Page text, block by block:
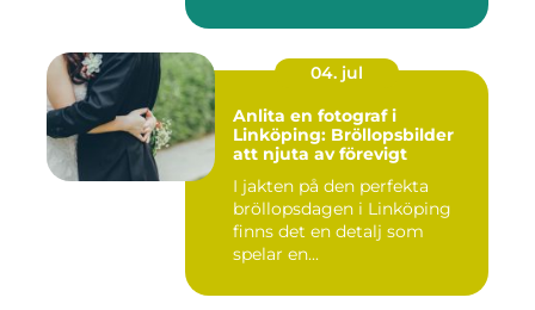
04. jul
Anlita en fotograf i
Linköping: Bröllopsbilder
att njuta av förevigt
I jakten på den perfekta
bröllopsdagen i Linköping
finns det en detalj som
spelar en...